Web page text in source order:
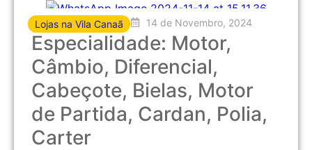
Lojas na Vila Canaã 14 de Novembro, 2024
Especialidade: Motor,
Câmbio, Diferencial,
Cabeçote, Bielas, Motor
de Partida, Cardan, Polia,
Carter